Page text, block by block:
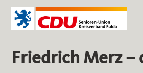
Zum
Inhalt
springen
Friedrich Merz –